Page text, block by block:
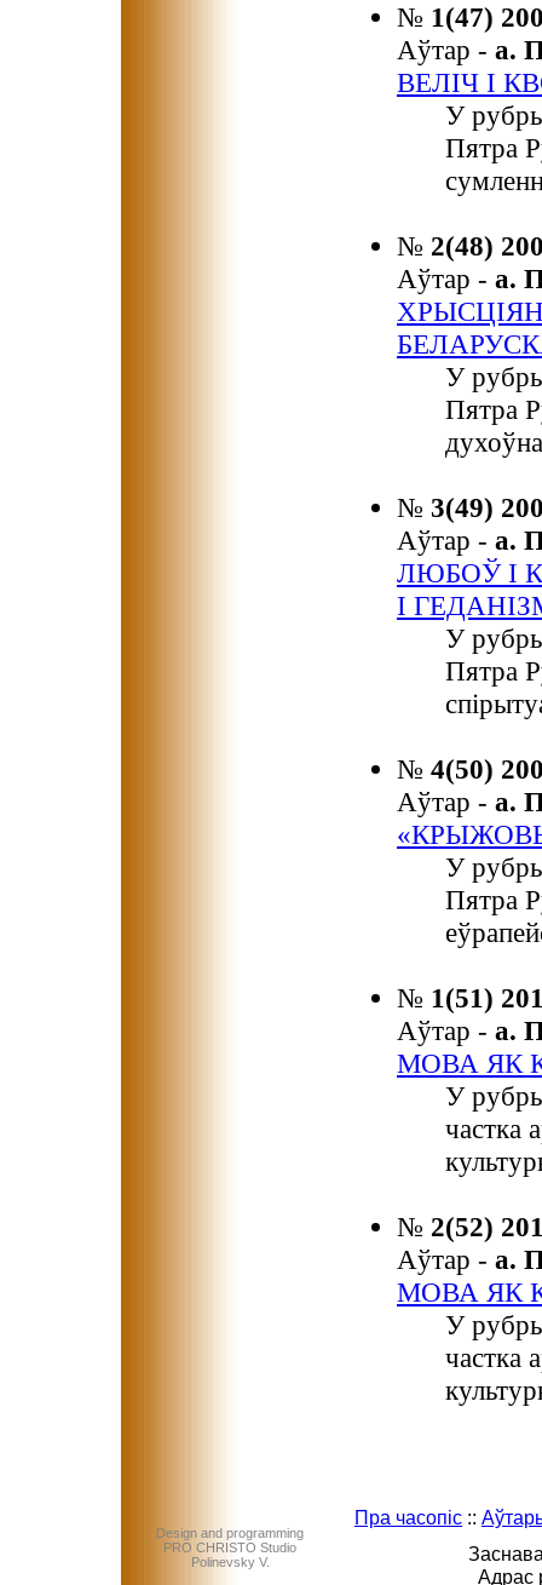
№ 1(47)
Аўтар - а.
ВЕЛІЧ І
У
Пятра
№ 2(48)
Аўтар - а.
У
Пятра
№ 3(49)
Аўтар - а.
ЛЮБОЎ І
І
У
Пятра
№ 4(50)
Аўтар - а.
У
Пятра
№ 1(51)
Аўтар - а.
МОВА ЯК
У
частка
№ 2(52)
Аўтар - а.
МОВА ЯК
У
частка
Design and programming
PRO CHRISTO Studio
Polinevsky V.
Пра часопіс ::
Адрас